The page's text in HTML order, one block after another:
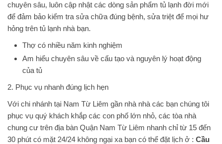
chuyên sâu, luôn cập nhật các dòng sản phẩm tủ lạnh đời mới
để đảm bảo kiểm tra sửa chữa đúng bệnh, sửa triệt để mọi hư
hỏng trên tủ lạnh nhà bạn.
Thợ có nhiều năm kinh nghiệm
Am hiểu chuyên sâu về cấu tạo và nguyên lý hoạt động
của tủ
2. Phục vụ nhanh đúng lịch hẹn
Với chi nhánh tại Nam Từ Liêm gần nhà nhà các bạn chúng tôi
phục vụ quý khách khắp các con phố lớn nhỏ, các tòa nhà
chung cư trên địa bàn Quận Nam Từ Liêm nhanh chỉ từ 15 đến
30 phút có mặt 24/24 không ngại xa bạn có thể đặt lịch ở : Cầu